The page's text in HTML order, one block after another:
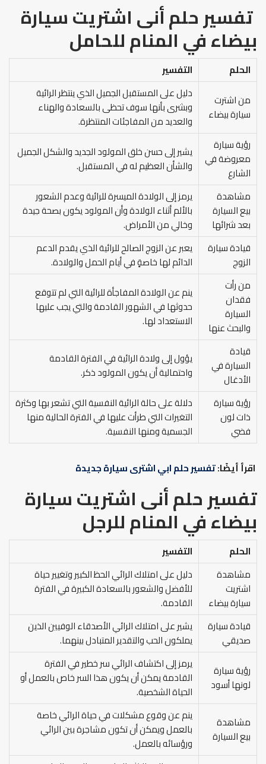
تفسير حلم أنى اشتريت سيارة
بيضاء في المنامللحامل
الحلم
التفسير
من اشترت
سيارة بيضاء
دليل على المستقبل الجميل الذي ينتظر الرائية
وبشرى بأنها سوف تحظى بالسعادة والهناء
والعديد من المفاجئات المنتظرة.
رؤية سيارة
معروضة في
الشارع
يشير إلى حسن خلق المولود الجديد والشكل الجميل
والشأن العظيم له في المستقبل.
مشاهدة
بيع السيارة
بعد شرائها
يرمز إلى الولادة الميسرة للرائية وعدم الشعور
بالألم أثناء الولادة وأن المولود يكون بصحة جيدة
وخالي من الأمراض.
قيادة سيارة
الزوج
يعبر عن الزوج الصالح للرائية الذي يقدم الدعم
الدائم لها خاصةٍ في أيام الحمل والولادة.
من رأت
فقدان
السيارة
والبحث عنها
ينم عن الولادة المفاجأة للرائية التي لم تتوقع
حدوثها في الشهور القادمة والتي يجب عليها
الاستعداد لها.
قيادة
السيارة في
الأدغال
يؤول إلى ولادة الرائية في الفترة القادمة
واحتمالية أن يكون المولود ذكر.
رؤية سيارة
ذات لون
فضي
دلالة على حالة الرائية النفسية التي تشعر بها وكثرة
التغيرات التي طرأت عليها في الفترة الحالية منها
الجسمية ومنها النفسية.
اقرأ أيضًا:تفسير حلم ابي اشترى سيارة جديدة
تفسير حلم أنى اشتريت سيارة
بيضاء في المنامللرجل
الحلم
التفسير
مشاهدة
اشتريت
سيارة بيضاء
دليل على امتلاك الرائي الحظ الكبير وتغيير حياة
للأفضل والشعور بالسعادة الكبيرة في الفترة
القادمة.
قيادة سيارة
صديقي
يشير على امتلاك الرائي الأصدقاء الوفيين الذين
يملكون الحب والتقدير المتبادل بينهما.
رؤية سيارة
لونها أسود
يرمز إلى اكتشاف الرائي سر خطير في الفترة
القادمة يمكن أن يكون هذا السر خاص بالعمل أو
الحياة الشخصية.
مشاهدة
بيع السيارة
ينم عن وقوع مشكلات في حياة الرائي خاصة
بالعمل ويمكن أن تكون مشاجرة بين الرائي
ورؤسائه بالعمل.